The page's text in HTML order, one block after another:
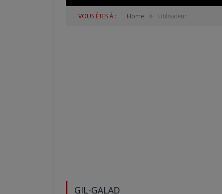
VOUS ÊTES À : Home » Utilisateur
GIL-GALAD